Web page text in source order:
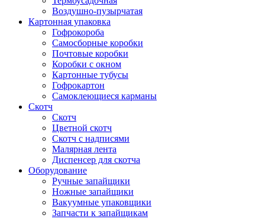
Воздушно-пузырчатая
Картонная упаковка
Гофрокороба
Самосборные коробки
Почтовые коробки
Коробки с окном
Картонные тубусы
Гофрокартон
Самоклеющиеся карманы
Скотч
Скотч
Цветной скотч
Скотч с надписями
Малярная лента
Диспенсер для скотча
Оборудование
Ручные запайщики
Ножные запайщики
Вакуумные упаковщики
Запчасти к запайщикам